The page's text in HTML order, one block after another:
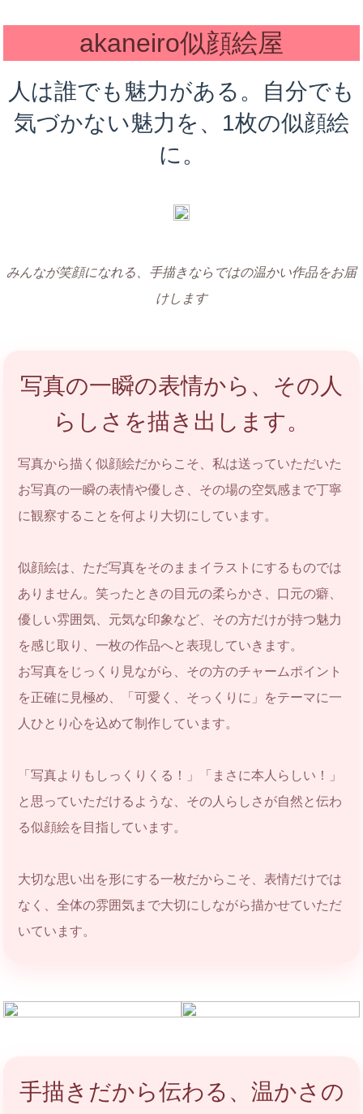
akaneiro似顔絵屋
人は誰でも魅力がある。自分でも
気づかない魅力を、1枚の似顔絵
に。
みんなが笑顔になれる、手描きならではの温かい作品をお届
けします
写真の一瞬の表情から、その人
らしさを描き出します。
写真から描く似顔絵だからこそ、私は送っていただいた
お写真の一瞬の表情や優しさ、その場の空気感まで丁寧
に観察することを何より大切にしています。
似顔絵は、ただ写真をそのままイラストにするものでは
ありません。笑ったときの目元の柔らかさ、口元の癖、
優しい雰囲気、元気な印象など、その方だけが持つ魅力
を感じ取り、一枚の作品へと表現していきます。
お写真をじっくり見ながら、その方のチャームポイント
を正確に見極め、「可愛く、そっくりに」をテーマに一
人ひとり心を込めて制作しています。
「写真よりもしっくりくる！」「まさに本人らしい！」
と思っていただけるような、その人らしさが自然と伝わ
る似顔絵を目指しています。
大切な思い出を形にする一枚だからこそ、表情だけでは
なく、全体の雰囲気まで大切にしながら描かせていただ
いています。
手描きだから伝わる、温かさの